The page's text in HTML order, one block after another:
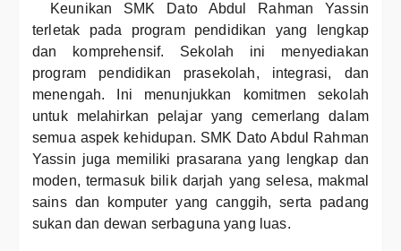
Keunikan SMK Dato Abdul Rahman Yassin
terletak pada program pendidikan yang lengkap
dan komprehensif. Sekolah ini menyediakan
program pendidikan prasekolah, integrasi, dan
menengah. Ini menunjukkan komitmen sekolah
untuk melahirkan pelajar yang cemerlang dalam
semua aspek kehidupan. SMK Dato Abdul Rahman
Yassin juga memiliki prasarana yang lengkap dan
moden, termasuk bilik darjah yang selesa, makmal
sains dan komputer yang canggih, serta padang
sukan dan dewan serbaguna yang luas.